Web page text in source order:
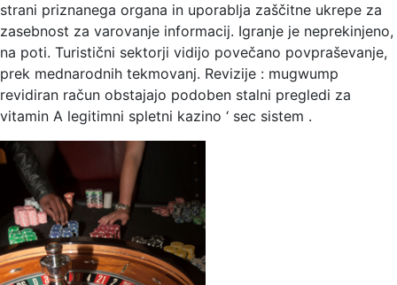
strani priznanega organa in uporablja zaščitne ukrepe za
zasebnost za varovanje informacij. Igranje je neprekinjeno,
na poti. Turistični sektorji vidijo povečano povpraševanje,
prek mednarodnih tekmovanj. Revizije : mugwump
revidiran račun obstajajo podoben stalni pregledi za
vitamin A legitimni spletni kazino ‘ sec sistem .